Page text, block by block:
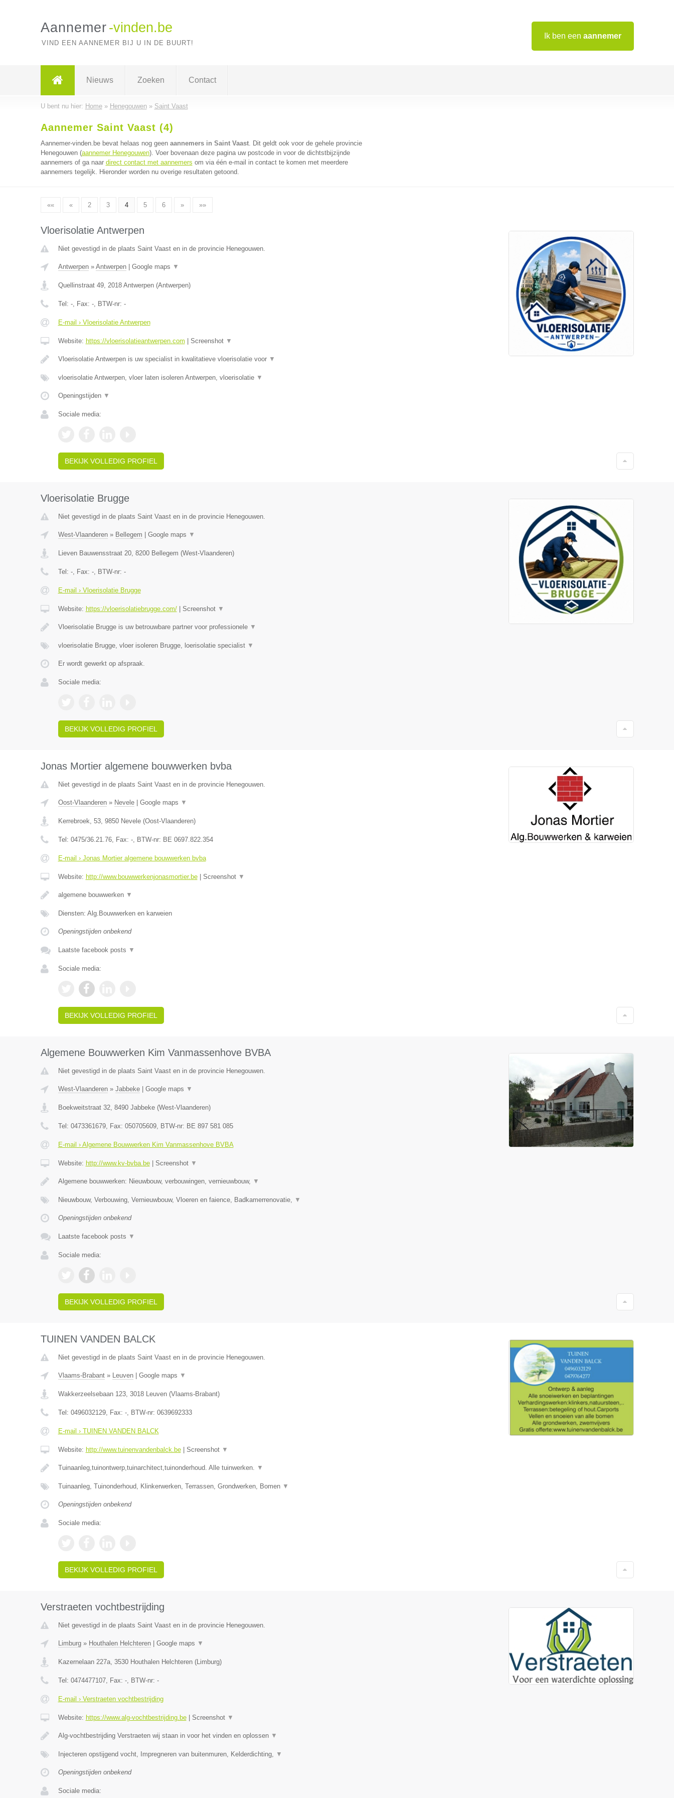
Ik ben een aannemer
Aannemer -vinden.be
VIND EEN AANNEMER BIJ U IN DE BUURT!
Nieuws Zoeken Contact
U bent nu hier: Home» Henegouwen» Saint Vaast
Aannemer Saint Vaast (4)
Aannemer-vinden.be bevat helaas nog geen aannemers in Saint Vaast. Dit geldt ook voor de gehele provincie
Henegouwen (aannemer Henegouwen). Voer bovenaan deze pagina uw postcode in voor de dichtstbijzijnde
aannemers of ga naar direct contact met aannemers om via één e-mail in contact te komen met meerdere
aannemers tegelijk. Hieronder worden nu overige resultaten getoond.
«« « 2 3 4 5 6 » »»
Vloerisolatie Antwerpen
Niet gevestigd in de plaats Saint Vaast en in de provincie Henegouwen.
Antwerpen» Antwerpen| Google maps ▼
Quellinstraat 49, 2018 Antwerpen(Antwerpen)
Tel: -, Fax: -, BTW-nr: -
E-mail › Vloerisolatie Antwerpen
Website: https://vloerisolatieantwerpen.com Screenshot ▼
Vloerisolatie Antwerpen is uw specialist in kwalitatieve vloerisolatie voor ▼
vloerisolatie Antwerpen, vloer laten isoleren Antwerpen, vloerisolatie ▼
Openingstijden ▼
Sociale media:
BEKIJK VOLLEDIG PROFIEL
Vloerisolatie Brugge
Niet gevestigd in de plaats Saint Vaast en in de provincie Henegouwen.
West-Vlaanderen» Bellegem Google maps ▼
Lieven Bauwensstraat 20, 8200 Bellegem (West-Vlaanderen)
Tel: -, Fax: -, BTW-nr: -
E-mail › Vloerisolatie Brugge
Website: https://vloerisolatiebrugge.com/| Screenshot ▼
Vloerisolatie Brugge is uw betrouwbare partner voor professionele ▼
vloerisolatie Brugge, vloer isoleren Brugge, loerisolatie specialist ▼
Er wordt gewerkt op afspraak.
Sociale media:
BEKIJK VOLLEDIG PROFIEL
Jonas Mortier algemene bouwwerken bvba
Niet gevestigd in de plaats Saint Vaast en in de provincie Henegouwen.
Oost-Vlaanderen» Nevele| Google maps ▼
Kerrebroek, 53, 9850 Nevele(Oost-Vlaanderen)
Tel: 0475/36.21.76, Fax: -, BTW-nr: BE 0697.822.354
E-mail › Jonas Mortier algemene bouwwerken bvba
Website: http://www.bouwwerkenjonasmortier.be| Screenshot ▼
algemene bouwwerken ▼
Diensten: Alg.Bouwwerken en karweien
Openingstijden onbekend
Laatste facebook posts ▼
Sociale media:
BEKIJK VOLLEDIG PROFIEL
Algemene Bouwwerken Kim Vanmassenhove BVBA
Niet gevestigd in de plaats Saint Vaast en in de provincie Henegouwen.
West-Vlaanderen» Jabbeke| Google maps ▼
Boekweitstraat 32, 8490 Jabbeke(West-Vlaanderen)
Tel: 0473361679, Fax: 050705609, BTW-nr: BE 897 581 085
E-mail › Algemene Bouwwerken Kim Vanmassenhove BVBA
Website: http://www.kv-bvba.be| Screenshot ▼
Algemene bouwwerken: Nieuwbouw, verbouwingen, vernieuwbouw, ▼
Nieuwbouw, Verbouwing, Vernieuwbouw, Vloeren en faience, Badkamerrenovatie, ▼
Openingstijden onbekend
Laatste facebook posts ▼
Sociale media:
BEKIJK VOLLEDIG PROFIEL
TUINEN VANDEN BALCK
Niet gevestigd in de plaats Saint Vaast en in de provincie Henegouwen.
Vlaams-Brabant» Leuven| Google maps ▼
Wakkerzeelsebaan 123, 3018 Leuven(Vlaams-Brabant)
Tel: 0496032129, Fax: -, BTW-nr: 0639692333
E-mail › TUINEN VANDEN BALCK
Website: http://www.tuinenvandenbalck.be| Screenshot ▼
Tuinaanleg,tuinontwerp,tuinarchitect,tuinonderhoud. Alle tuinwerken. ▼
Tuinaanleg, Tuinonderhoud, Klinkerwerken, Terrassen, Grondwerken, Bomen ▼
Openingstijden onbekend
Sociale media:
BEKIJK VOLLEDIG PROFIEL
Verstraeten vochtbestrijding
Niet gevestigd in de plaats Saint Vaast en in de provincie Henegouwen.
Limburg» Houthalen Helchteren| Google maps ▼
Kazernelaan 227a, 3530 Houthalen Helchteren(Limburg)
Tel: 0474477107, Fax: -, BTW-nr: -
E-mail › Verstraeten vochtbestrijding
Website: https://www.alg-vochtbestrijding.be| Screenshot ▼
Alg-vochtbestrijding Verstraeten wij staan in voor het vinden en oplossen ▼
Injecteren opstijgend vocht, Impregneren van buitenmuren, Kelderdichting, ▼
Openingstijden onbekend
Sociale media: